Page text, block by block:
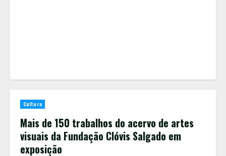
Cultura
Mais de 150 trabalhos do acervo de artes
visuais da Fundação Clóvis Salgado em
exposição